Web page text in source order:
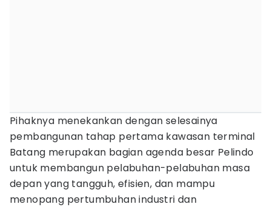
Pihaknya menekankan dengan selesainya
pembangunan tahap pertama kawasan terminal
Batang merupakan bagian agenda besar Pelindo
untuk membangun pelabuhan-pelabuhan masa
depan yang tangguh, efisien, dan mampu
menopang pertumbuhan industri dan